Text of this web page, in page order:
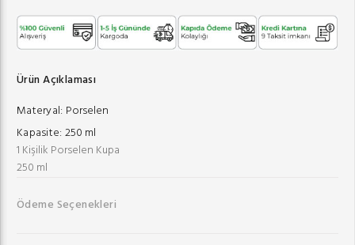
Ürün Açıklaması
Materyal: Porselen
Kapasite: 250 ml
1 Kişilik Porselen Kupa
250 ml
Ödeme Seçenekleri